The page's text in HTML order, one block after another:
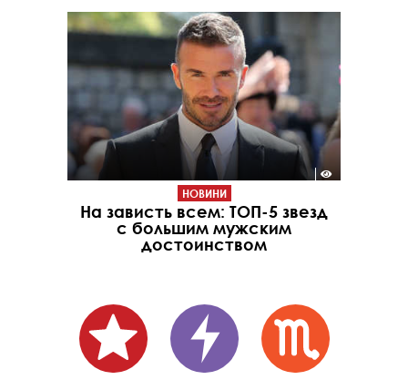
НОВИНИ
На зависть всем: ТОП-5 звезд
с большим мужским
достоинством